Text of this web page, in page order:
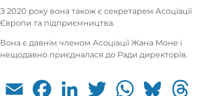
З 2020 року вона також є секретарем Асоціації
Європи та підприємництва.
Вона є давнім членом Асоціації Жана Моне і
нещодавно приєдналася до Ради директорів.
Email Facebook LinkedIn Twitter WhatsApp Bluesky